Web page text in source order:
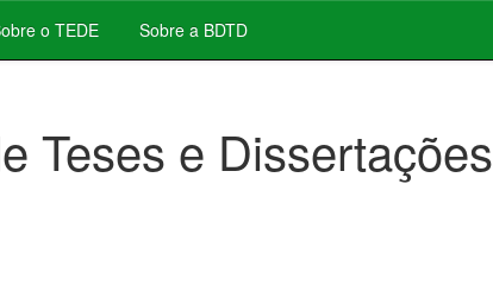
o TEDE Sobre a BDTD
Teses e Dissertações